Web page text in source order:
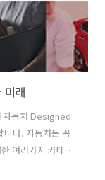
미래
자동차 Designed
니다. 자동차는 꼭
여러가지 카테고
패션 스마트기기